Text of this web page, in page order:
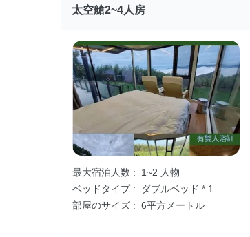
太空艙2~4人房
最大宿泊人数 :
1~2 人物
ベッドタイプ :
ダブルベッド * 1
部屋のサイズ : 6平方メートル